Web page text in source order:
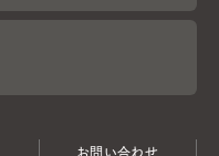
お問い合わせ